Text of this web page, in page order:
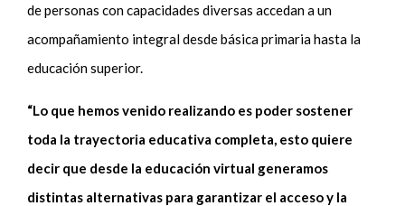
de personas con capacidades diversas accedan a un
acompañamiento integral desde básica primaria hasta la
educación superior.
“Lo que hemos venido realizando es poder sostener
toda la trayectoria educativa completa, esto quiere
decir que desde la educación virtual generamos
distintas alternativas para garantizar el acceso y la